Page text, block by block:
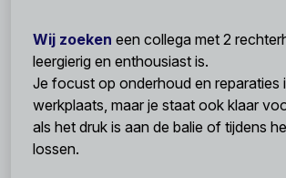
Wij zoeken een collega met 2
leergierig en enthousiast is.
Je focust op onderhoud en reparaties
werkplaats, maar je staat ook klaar
als het druk is aan de balie of tijdens
lossen.